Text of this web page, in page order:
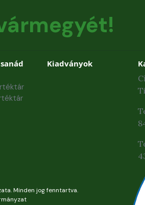
Kiadványok
Minden jog fenntartva.